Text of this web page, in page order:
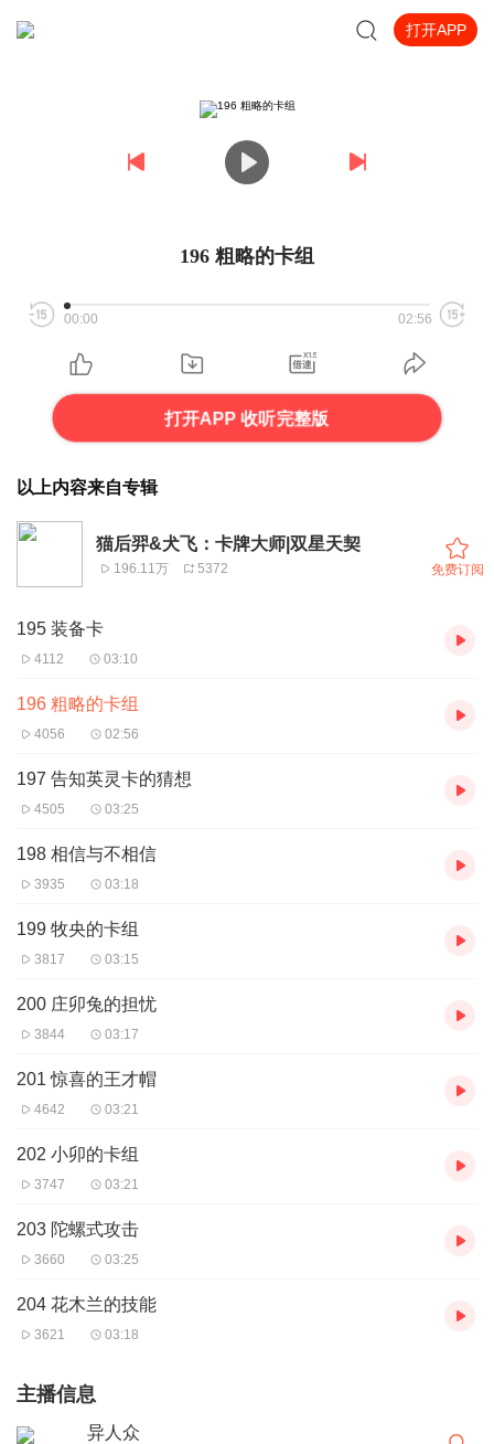
打开APP
196 粗略的卡组
00:00 02:56
打开APP 收听完整版
以上内容来自专辑
猫后羿&犬飞：卡牌大师|双星天契
196.11万 5372 免费订阅
195 装备卡
4112 03:10
196 粗略的卡组
4056 02:56
197 告知英灵卡的猜想
4505 03:25
198 相信与不相信
3935 03:18
199 牧央的卡组
3817 03:15
200 庄卯兔的担忧
3844 03:17
201 惊喜的王才帽
4642 03:21
202 小卯的卡组
3747 03:21
203 陀螺式攻击
3660 03:25
204 花木兰的技能
3621 03:18
主播信息
异人众